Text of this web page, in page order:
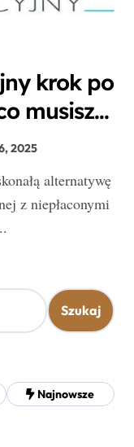
krok po
musisz
z tej
2025
z niepłaconymi
Najnowsze